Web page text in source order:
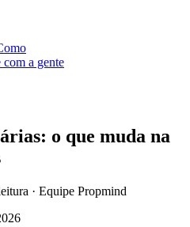
com a gente
o que muda na
· Equipe Propmind